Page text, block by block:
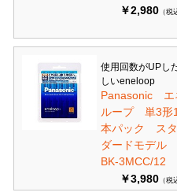
￥2,980 （税
使用回数がUPし
しいeneloop
Panasonic エ
ループ 単3形
本パック ス
ダードモデル
BK-3MCC/12
￥3,980 （税